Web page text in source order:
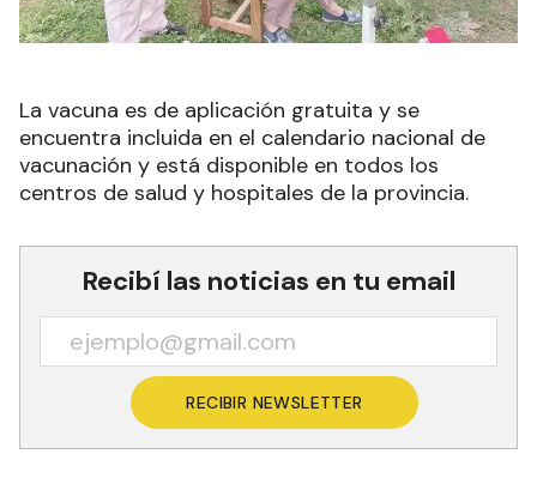
La vacuna es de aplicación gratuita y se
encuentra incluida en el calendario nacional de
vacunación y está disponible en todos los
centros de salud y hospitales de la provincia.
Recibí las noticias en tu email
RECIBIR NEWSLETTER